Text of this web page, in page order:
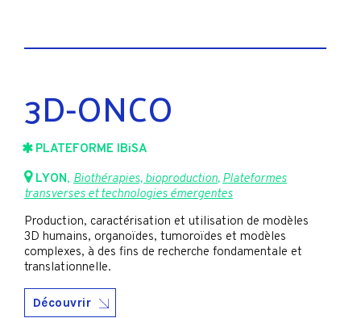
3D-ONCO
PLATEFORME IBiSA
LYON, Biothérapies, bioproduction,Plateformes
transverses et technologies émergentes
Production, caractérisation et utilisation de modèles
3D humains, organoïdes, tumoroïdes et modèles
complexes, à des fins de recherche fondamentale et
translationnelle.
Découvrir